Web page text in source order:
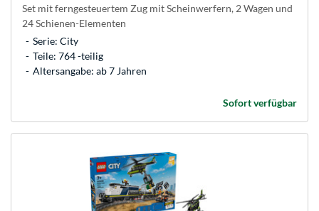
Set mit ferngesteuertem Zug mit Scheinwerfern, 2 Wagen und
24 Schienen-Elementen
Serie: City
Teile: 764 -teilig
Altersangabe: ab 7 Jahren
Sofort verfügbar